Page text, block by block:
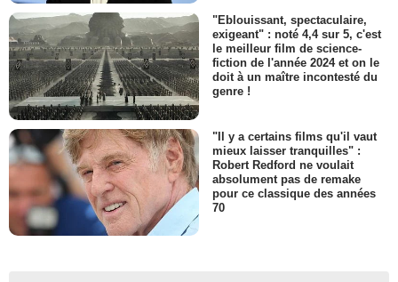
"Eblouissant, spectaculaire,
exigeant" : noté 4,4 sur 5, c'est
le meilleur film de science-
fiction de l'année 2024 et on le
doit à un maître incontesté du
genre !
"Il y a certains films qu'il vaut
mieux laisser tranquilles" :
Robert Redford ne voulait
absolument pas de remake
pour ce classique des années
70